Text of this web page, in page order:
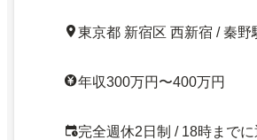
東京都 新宿区 西新宿 / 秦野
年収300万円〜400万円
完全週休2日制 / 18時まで